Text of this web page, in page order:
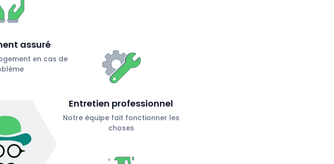
assuré
en cas de
Entretien professionnel
Notre équipe fait fonctionner les
choses